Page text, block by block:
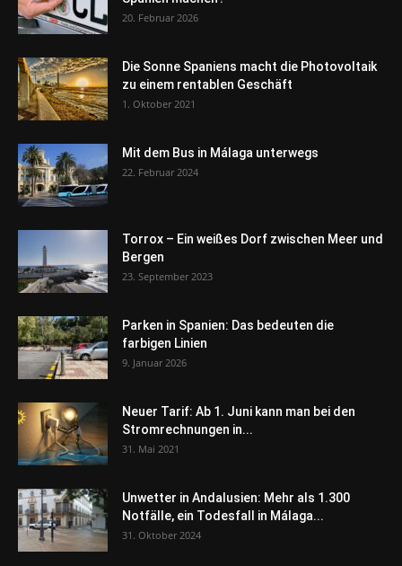
20. Februar 2026
Die Sonne Spaniens macht die Photovoltaik
zu einem rentablen Geschäft
1. Oktober 2021
Mit dem Bus in Málaga unterwegs
22. Februar 2024
Torrox – Ein weißes Dorf zwischen Meer und
Bergen
23. September 2023
Parken in Spanien: Das bedeuten die
farbigen Linien
9. Januar 2026
Neuer Tarif: Ab 1. Juni kann man bei den
Stromrechnungen in...
31. Mai 2021
Unwetter in Andalusien: Mehr als 1.300
Notfälle, ein Todesfall in Málaga...
31. Oktober 2024